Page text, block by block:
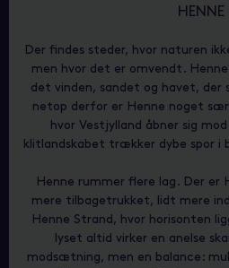
HENNE
Der findes steder, hvor naturen
men hvor det er omvendt.
det vinden, sandet og havet, der
netop derfor er Henne noget
hvor Vestjylland åbner sig
klitlandskabet trækker dybe spor i
Henne rummer flere lag. Der er
mere tilbagetrukket, lidt mere
Henne Strand, hvor horisonten
lyset altid virker en anelse
modsætning, men en balance: